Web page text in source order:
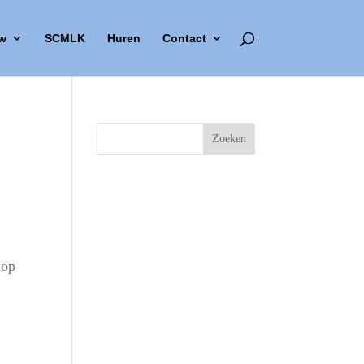
SCMLK Huren Contact